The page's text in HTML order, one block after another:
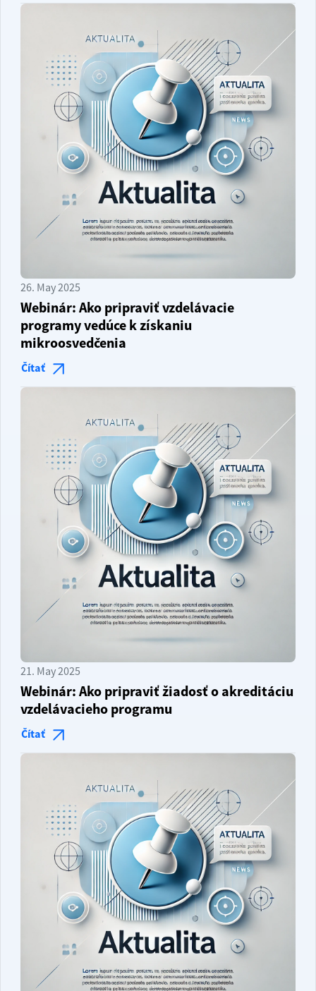
26. May 2025
Webinár: Ako pripraviť vzdelávacie
programy vedúce k získaniu
mikroosvedčenia
Čítať
21. May 2025
Webinár: Ako pripraviť žiadosť o akreditáciu
vzdelávacieho programu
Čítať